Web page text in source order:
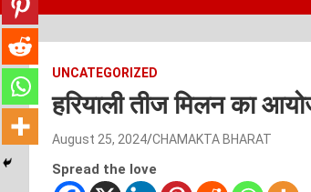
UNCATEGORIZED
हरियाली तीज मिलन का
August 25, 2024 CHAMAKTA BHARAT
Spread the love